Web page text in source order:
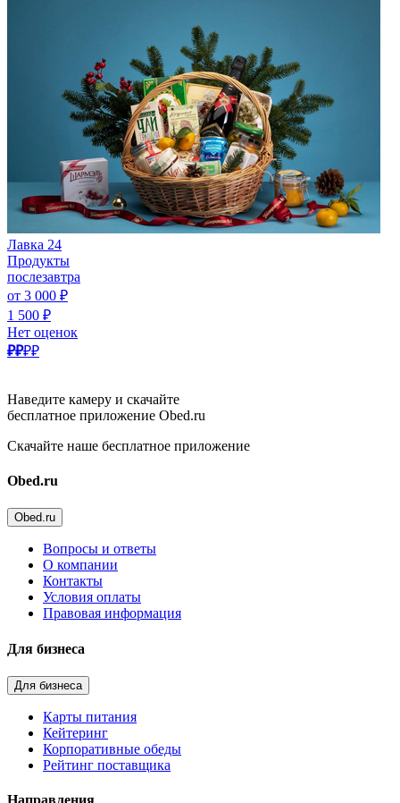
Лавка 24
Продукты
послезавтра
от 3 000 ₽
1 500 ₽
Нет оценок
₽₽₽₽
Наведите камеру и скачайте
бесплатное приложение Obed.ru
Скачайте наше бесплатное приложение
Obed.ru
Obed.ru
Вопросы и ответы
О компании
Контакты
Условия оплаты
Правовая информация
Для бизнеса
Для бизнеса
Карты питания
Кейтеринг
Корпоративные обеды
Рейтинг поставщика